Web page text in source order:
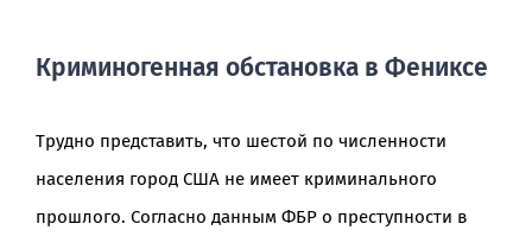
Криминогенная обстановка в Фениксе
Трудно представить, что шестой по численности
населения город США не имеет криминального
прошлого. Согласно данным ФБР о преступности в